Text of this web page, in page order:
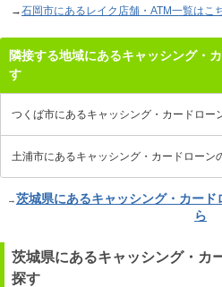
→石岡市にあるレイク店舗・ATM一覧はこ
隣接する地域にあるキャッシング・
す
つくば市にあるキャッシング・カードロー
土浦市にあるキャッシング・カードローン
→茨城県にあるキャッシング・カー
ら
茨城県にあるキャッシング・カ
探す